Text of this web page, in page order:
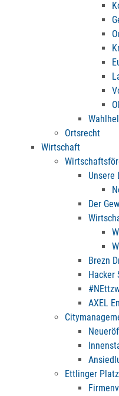
Ortsrecht
Wirtschaft
Unsere
Der
Brezn
Hacker
AXEL
Ettlinger